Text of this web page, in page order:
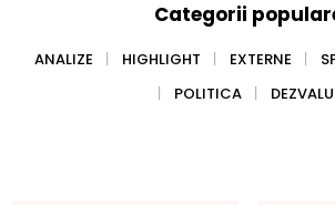
Categorii
ANALIZE HIGHLIGHT EXTERNE
POLITICA